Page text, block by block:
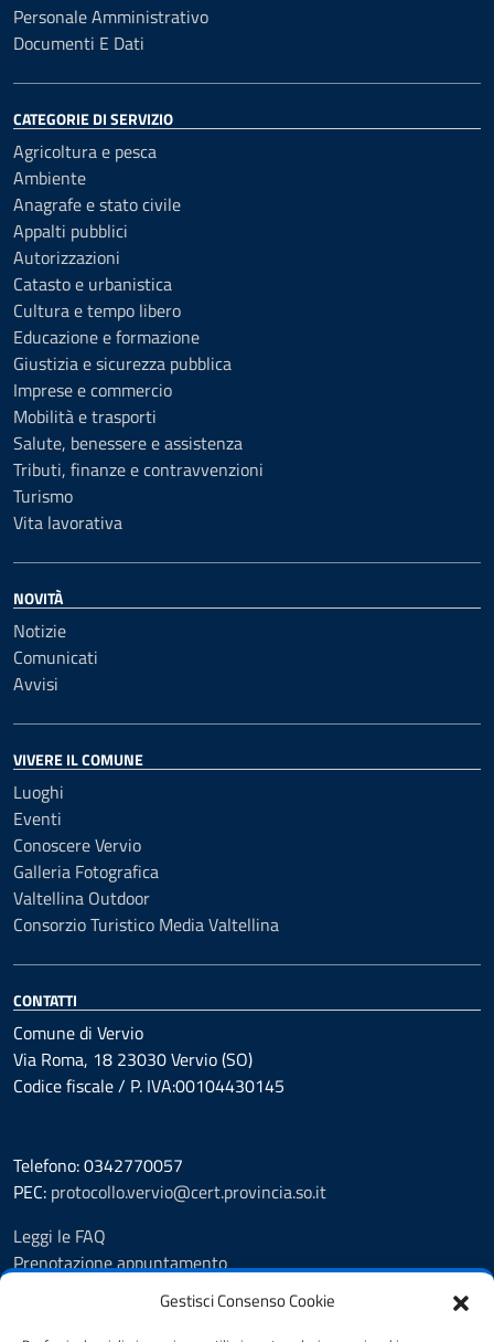
Gestisci Consenso Cookie
Personale Amministrativo
Documenti E Dati
CATEGORIE DI SERVIZIO
Agricoltura e pesca
Ambiente
Anagrafe e stato civile
Appalti pubblici
Autorizzazioni
Catasto e urbanistica
Cultura e tempo libero
Educazione e formazione
Giustizia e sicurezza pubblica
Imprese e commercio
Mobilità e trasporti
Salute, benessere e assistenza
Tributi, finanze e contravvenzioni
Turismo
Vita lavorativa
NOVITÀ
Notizie
Comunicati
Avvisi
VIVERE IL COMUNE
Luoghi
Eventi
Conoscere Vervio
Galleria Fotografica
Valtellina Outdoor
Consorzio Turistico Media Valtellina
CONTATTI
Comune di Vervio
Via Roma, 18 23030 Vervio (SO)
Codice fiscale / P. IVA:00104430145
Telefono: 0342770057
PEC: protocollo.vervio@cert.provincia.so.it
Leggi le FAQ
Prenotazione appuntamento
Segnalazione disservizio